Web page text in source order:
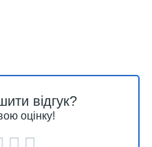
відгук?
оцінку!